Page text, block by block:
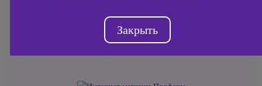
+7 (843) 2-507-607
Закрыть